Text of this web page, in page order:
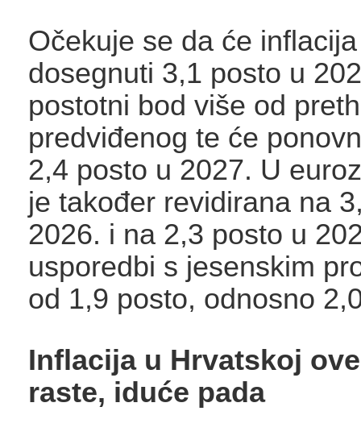
Očekuje se da će
dosegnuti 3,1 posto u
postotni bod više od
predviđenog te će
2,4 posto u 2027. U
je također revidirana na
2026. i na 2,3 posto u
usporedbi s jesenskim
od 1,9 posto, odnosno
Inflacija u Hrvatskoj
raste, iduće pada